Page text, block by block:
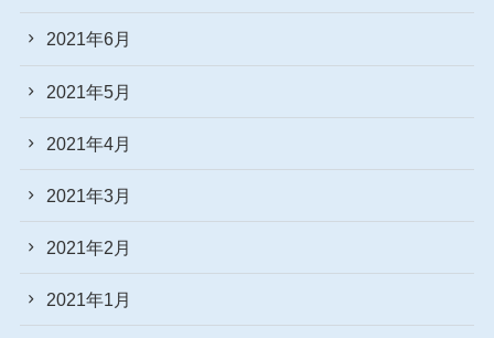
2021年6月
2021年5月
2021年4月
2021年3月
2021年2月
2021年1月